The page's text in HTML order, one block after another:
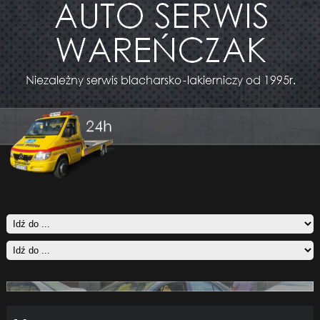
Likwidacja szkód tel. 602 214 025